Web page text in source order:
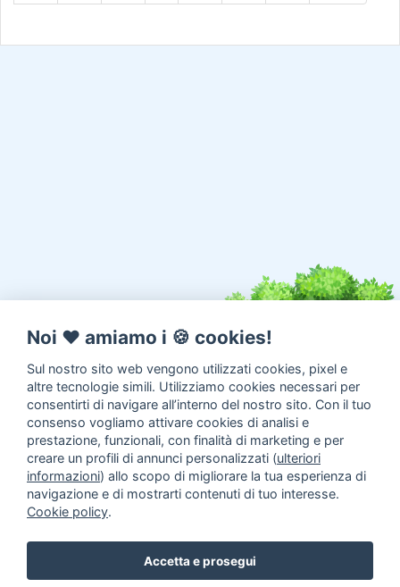
Inserisci un annuncio
Noi ♥️ amiamo i 🍪 cookies!
Sul nostro sito web vengono utilizzati cookies, pixel e
altre tecnologie simili. Utilizziamo cookies necessari per
consentirti di navigare all’interno del nostro sito. Con il tuo
consenso vogliamo attivare cookies di analisi e
prestazione, funzionali, con finalità di marketing e per
creare un profili di annunci personalizzati (ulteriori
informazioni) allo scopo di migliorare la tua esperienza di
navigazione e di mostrarti contenuti di tuo interesse.
Cookie policy.
Accetta e prosegui